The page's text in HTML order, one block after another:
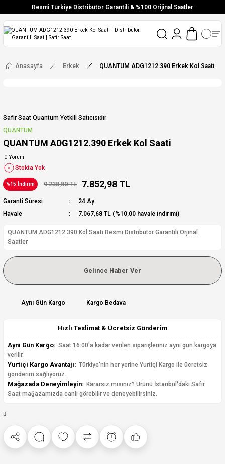
Resmi Türkiye Distribütör Garantili & %100 Orijinal Saatler
Vade Farksız 6 Taksit
Ücretsiz Kargo
Anasayfa Erkek QUANTUM ADG1212.390 Erkek Kol Saati
Safir Saat Quantum Yetkili Satıcısıdır
QUANTUM
QUANTUM ADG1212.390 Erkek Kol Saati
0 Yorum
Stokta Yok
%15 İndirim 9.238,80 TL 7.852,98 TL
Garanti Süresi
24 Ay
Havale
7.067,68 TL (%10,00 havale indirimi)
QUANTUM ADG1212.390 Kol Saati Resmi Distribütör Garantili Orjinal
Saatler
Gelince Haber Ver
Aynı Gün Kargo Kargo Bedava
Hızlı Teslimat & Ücretsiz Gönderim
Aynı Gün Kargo: Saat 16:00'a kadar verilen siparişleriniz aynı gün kargoya
verilir.
Yurtiçi Kargo Avantajı: Türkiye'nin her yerine Yurtiçi Kargo ile ücretsiz
gönderim sağlıyoruz.
Mağazada Deneyimleyin: Kararsız mısınız? Ürünü İstanbul'daki Safir
Saat mağazamızda canlı görebilir ve deneyebilirsiniz.